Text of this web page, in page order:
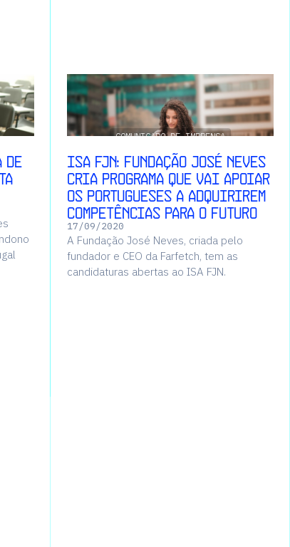
de
COMUNICADO DE IMPRENSA
ISA FJN: Fundação José Neves
cria programa que vai apoiar
os portugueses a adquirirem
competências para o Futuro
17/09/2020
A Fundação José Neves, criada pelo
fundador e CEO da Farfetch, tem as
candidaturas abertas ao ISA FJN.